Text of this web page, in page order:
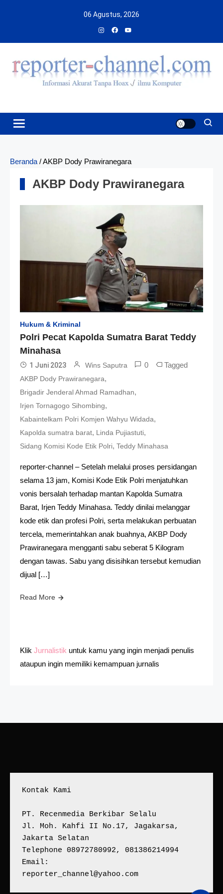
06 Agustus, 2026
Beranda /AKBP Dody Prawiranegara
AKBP Dody Prawiranegara
Hukum & Kriminal
Polri Pecat Kapolda Sumatra Barat Teddy
Minahasa
1 Juni 2023 Wins Saputra 0 Tagged
AKBP Dody Prawiranegara,
Brigadir Jenderal Ahmad Ramadhan,
Irjen Tornagogo Sihombing,
Kabaintelkam Polri Komjen Wahyu Widada,
Kapolda sumatra barat, Linda Pujiastuti,
Sidang Komisi Kode Etik Polri, Teddy Minahasa
reporter-channel – Setelah melalui proses persidangan
selama 13 jam, Komisi Kode Etik Polri menjatuhkan
vonis bersalah terhadap mantan Kapolda Sumatra
Barat, Irjen Teddy Minahasa. Teddy dinilai melanggar
kode etik dan profesi Polri, serta melakukan perbuatan
tercela, memerintahkan anak buahnya, AKBP Dody
Prawiranegara mengganti sabu seberat 5 Kilogram
dengan tawas. Sabu yang disisihkan tersebut kemudian
dijual […]
Read More
Klik Jurnalistik untuk kamu yang ingin menjadi penulis
ataupun ingin memiliki kemampuan jurnalis
Kontak Kami
PT. Recenmedia Berkibar Selalu
Jl. Moh. Kahfi II No.17, Jagakarsa,
Jakarta Selatan
Telephone 08972780992, 081386214994
Email:
reporter_channel@yahoo.com